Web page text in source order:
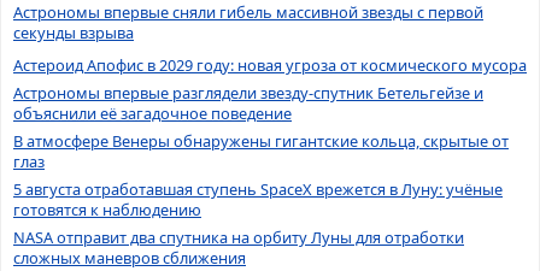
Астрономы впервые сняли гибель массивной звезды с первой
секунды взрыва
Астероид Апофис в 2029 году: новая угроза от космического мусора
Астрономы впервые разглядели звезду-спутник Бетельгейзе и
объяснили её загадочное поведение
В атмосфере Венеры обнаружены гигантские кольца, скрытые от
глаз
5 августа отработавшая ступень SpaceX врежется в Луну: учёные
готовятся к наблюдению
NASA отправит два спутника на орбиту Луны для отработки
сложных маневров сближения